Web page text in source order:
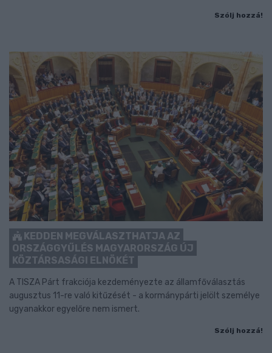
Szólj hozzá!
KEDDEN MEGVÁLASZTHATJA AZ
ORSZÁGGYŰLÉS MAGYARORSZÁG ÚJ
KÖZTÁRSASÁGI ELNÖKÉT
A TISZA Párt frakciója kezdeményezte az államfőválasztás
augusztus 11-re való kitűzését - a kormánypárti jelölt személye
ugyanakkor egyelőre nem ismert.
Szólj hozzá!